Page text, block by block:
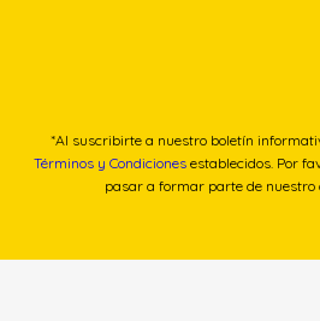
*Al suscribirte a nuestro boletín
Términos y Condiciones establecidos. Por
pasar a formar parte de nuestro